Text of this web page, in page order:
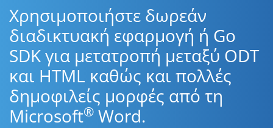
Χρησιμοποιήστε δωρεάν
διαδικτυακή εφαρμογή ή Go
SDK για μετατροπή μεταξύ ODT
και HTML καθώς και πολλές
δημοφιλείς μορφές από τη
Microsoft® Word.